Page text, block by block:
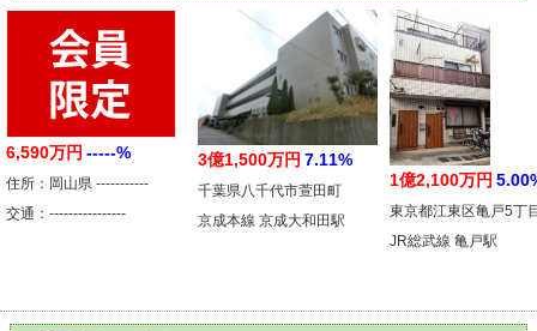
6,590万円 -----%
住所：岡山県 -----------
交通：----------------
3億1,500万円 7.11%
千葉県八千代市萱田町
京成本線 京成大和田駅
1億2,100万円
東京都江東区亀戸5丁
JR総武線 亀戸駅